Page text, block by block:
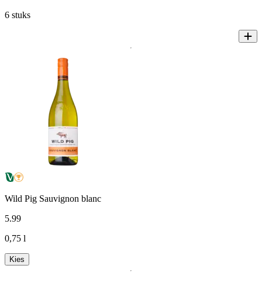
6 stuks
Wild Pig Sauvignon blanc
5.99
0,75 l
Kies